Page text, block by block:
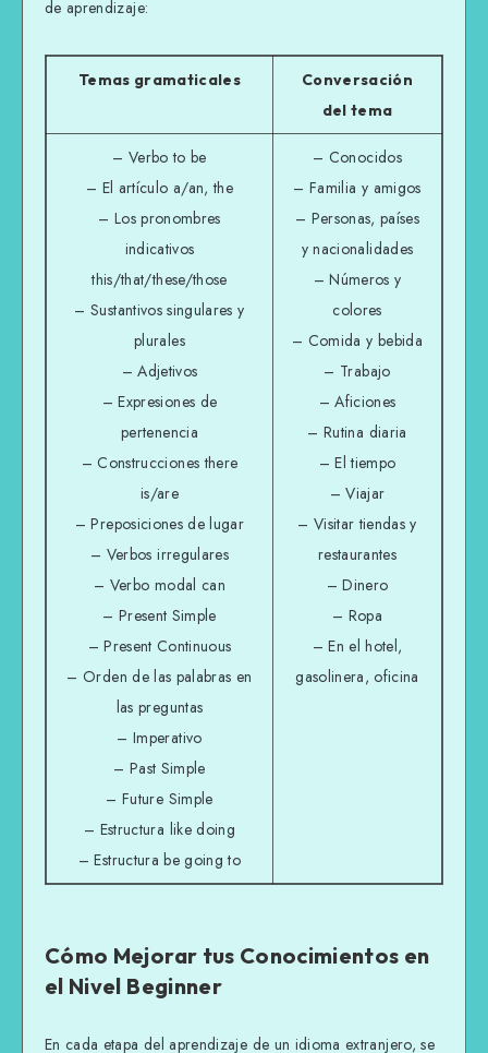
de aprendizaje:
Temas gramaticales
Conversación
del tema
– Verbo to be
– El artículo a/an, the
– Los pronombres
indicativos
this/that/these/those
– Sustantivos singulares y
plurales
– Adjetivos
– Expresiones de
pertenencia
– Construcciones there
is/are
– Preposiciones de lugar
– Verbos irregulares
– Verbo modal can
– Present Simple
– Present Continuous
– Orden de las palabras en
las preguntas
– Imperativo
– Past Simple
– Future Simple
– Estructura like doing
– Estructura be going to
– Conocidos
– Familia y amigos
– Personas, países
y nacionalidades
– Números y
colores
– Comida y bebida
– Trabajo
– Aficiones
– Rutina diaria
– El tiempo
– Viajar
– Visitar tiendas y
restaurantes
– Dinero
– Ropa
– En el hotel,
gasolinera, oficina
Cómo Mejorar tus Conocimientos en
el Nivel Beginner
En cada etapa del aprendizaje de un idioma extranjero, se